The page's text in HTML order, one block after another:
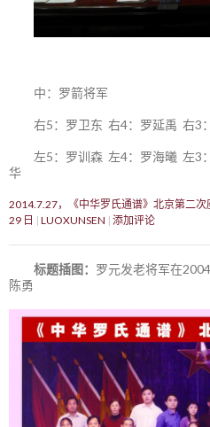
中：罗箭将军
右5：罗卫东 右4：罗延禹 右3
左5：罗训森 左4：罗海曦 左3
华
2014.7.27，《中华罗氏通谱》北京第二
29 日
LUOXUNSEN 添加评论
标题插图： 罗元发老将军在
陈勇